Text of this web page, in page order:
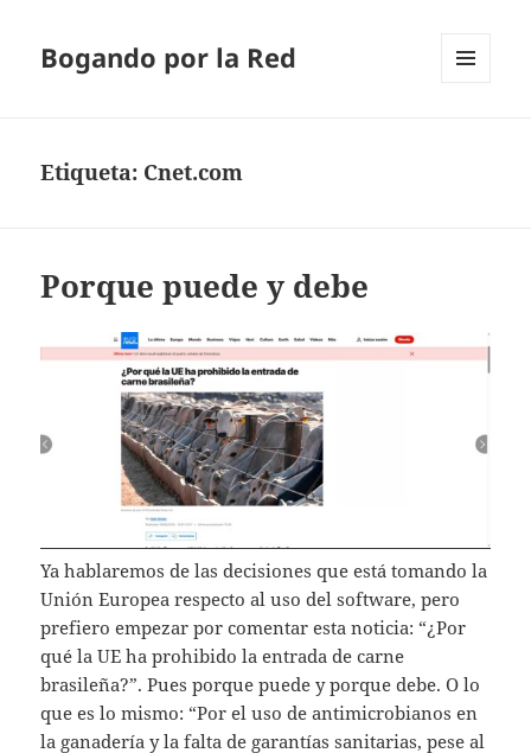
Bogando por la Red
Etiqueta: Cnet.com
Porque puede y debe
Ya hablaremos de las decisiones que está tomando la
Unión Europea respecto al uso del software, pero
prefiero empezar por comentar esta noticia: “¿Por
qué la UE ha prohibido la entrada de carne
brasileña?”. Pues porque puede y porque debe. O lo
que es lo mismo: “Por el uso de antimicrobianos en
la ganadería y la falta de garantías sanitarias, pese al